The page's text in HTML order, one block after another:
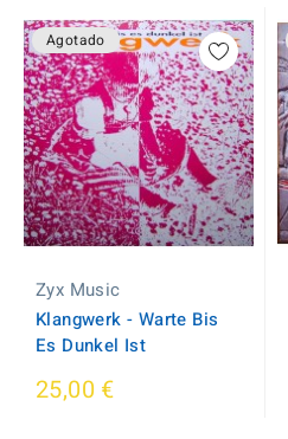
Agotado
Zyx Music
Klangwerk - Warte Bis
Es Dunkel Ist
25,00 €